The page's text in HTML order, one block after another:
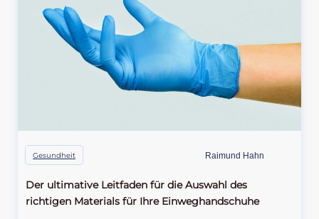
Gesundheit Raimund Hahn
Der ultimative Leitfaden für die Auswahl des
richtigen Materials für Ihre Einweghandschuhe